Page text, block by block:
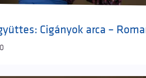
Cigányok arca –